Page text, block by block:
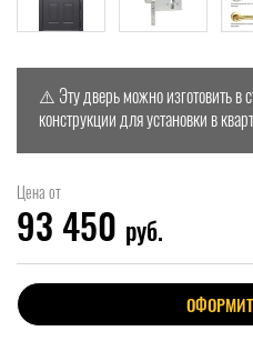
⚠️ Эту дверь можно изготовить в
конструкции для установки в
Цена от
93 450 руб.